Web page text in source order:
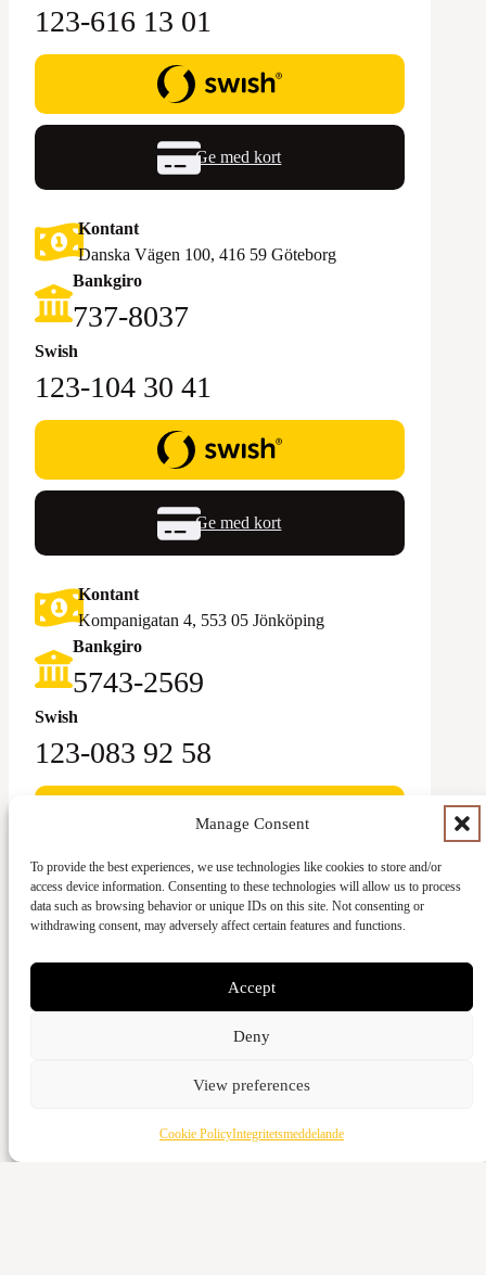
Manage Consent
To provide the best experiences, we use technologies like cookies to store and/or
access device information. Consenting to these technologies will allow us to process
data such as browsing behavior or unique IDs on this site. Not consenting or
withdrawing consent, may adversely affect certain features and functions.
Accept
Deny
View preferences
Cookie PolicyIntegritetsmeddelande
123-616 13 01
Ge med kort
Kontant
Danska Vägen 100, 416 59 Göteborg
Bankgiro
‪737-8037‬
Swish
123-104 30 41
Ge med kort
Kontant
Kompanigatan 4, 553 05 Jönköping
Bankgiro
5743-2569‬
Swish
123-083 92 58
Ge med kort
Kontant
Vattenverksvägen 44, 212 21 Malmö
Bankgiro